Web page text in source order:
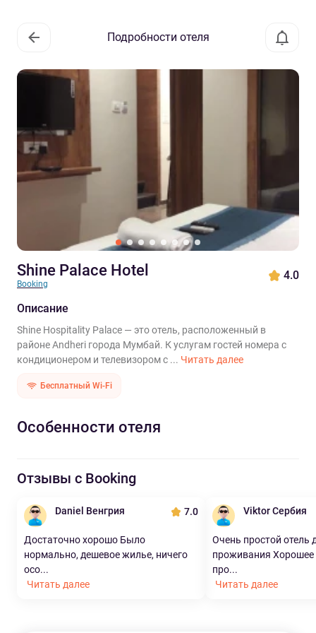
Подробности отеля
Shine Palace Hotel
Booking
4.0
Описание
Shine Hospitality Palace — это отель, расположенный в
районе Andheri города Мумбай. К услугам гостей номера с
кондиционером и телевизором с ... Читать далее
Бесплатный Wi-Fi
Особенности отеля
Отзывы с Booking
Daniel Венгрия 7.0
Достаточно хорошо Было
нормально, дешевое жилье, ничего
осо...
Читать далее
Viktor Сербия
Очень простой отель
проживания Хорошее
про...
Читать далее